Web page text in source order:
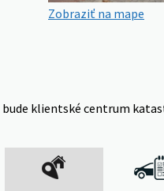
Zobraziť na mape
klientské centrum